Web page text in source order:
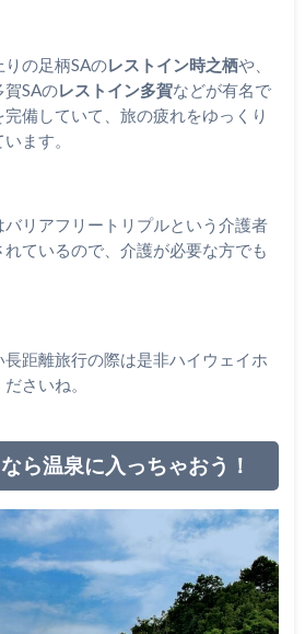
の足柄SAのレストイン時之栖や、
SAのレストイン多賀などが有名で
備していて、旅の疲れをゆっくり
ます。
リアフリートリプルという介護者
ているので、介護が必要な方でも
距離旅行の際は是非ハイウェイホ
さいね。
ら温泉に入っちゃおう！